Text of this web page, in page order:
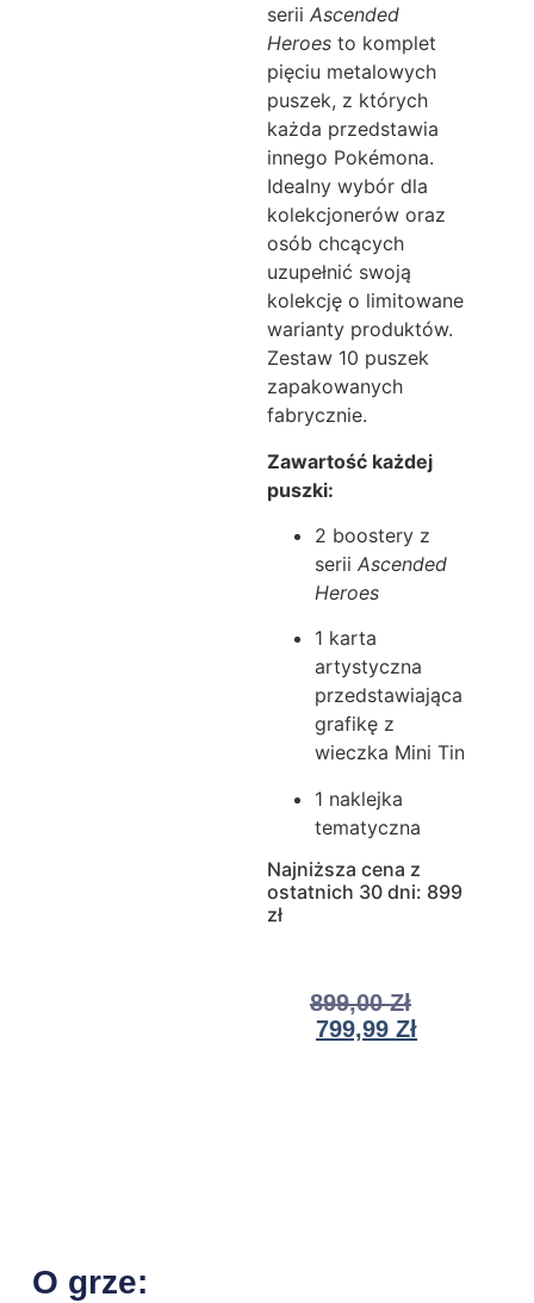
serii Ascended
Heroes to komplet
pięciu metalowych
puszek, z których
każda przedstawia
innego Pokémona.
Idealny wybór dla
kolekcjonerów oraz
osób chcących
uzupełnić swoją
kolekcję o limitowane
warianty produktów.
Zestaw 10 puszek
zapakowanych
fabrycznie.
Zawartość każdej
puszki:
2 boostery z
serii Ascended
Heroes
1 karta
artystyczna
przedstawiająca
grafikę z
wieczka Mini Tin
1 naklejka
tematyczna
Najniższa cena z
ostatnich 30 dni: 899
zł
899,00Zł
799,99Zł
O grze: